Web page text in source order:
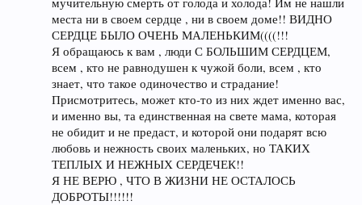
места ни в своем сердце , ни в своем доме!! ВИДНО
СЕРДЦЕ БЫЛО ОЧЕНЬ МАЛЕНЬКИМ((((!!!
Я обращаюсь к вам , люди С БОЛЬШИМ СЕРДЦЕМ,
всем , кто не равнодушен к чужой боли, всем , кто
знает, что такое одиночество и страдание!
Присмотритесь, может кто-то из них ждет именно вас,
и именно вы, та единственная на свете мама, которая
не обидит и не предаст, и которой они подарят всю
любовь и нежность своих маленьких, но ТАКИХ
ТЕПЛЫХ И НЕЖНЫХ СЕРДЕЧЕК!!
Я НЕ ВЕРЮ , ЧТО В ЖИЗНИ НЕ ОСТАЛОСЬ
ДОБРОТЫ!!!!!!